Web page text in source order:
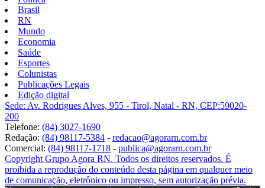
Brasil
RN
Mundo
Economia
Saúde
Esportes
Colunistas
Publicações Legais
Edição digital
Sede: Av. Rodrigues Alves, 955 - Tirol, Natal - RN, CEP:59020-
200
Telefone: (84) 3027-1690
Redação: (84) 98117-5384 - redacao@agorarn.com.br
Comercial: (84) 98117-1718 - publica@agorarn.com.br
Copyright Grupo Agora RN. Todos os direitos reservados. É
proibida a reprodução do conteúdo desta página em qualquer meio
de comunicação, eletrônico ou impresso, sem autorização prévia.